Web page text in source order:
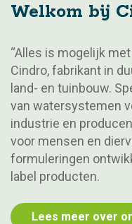
Welkom bij
“Alles is mogelijk
Cindro, fabrikant in
land- en tuinbouw.
van watersystemen
industrie en
voor mensen en
formuleringen
label producten.
Lees meer over